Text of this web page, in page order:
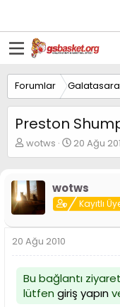
Forumlar
Preston
K
o
u
y
u
B
a
ş
l
a
t
a
wotws
B
a
a
n
ı
t
a
r
i
20 Ağu
wotws
Kayıtlı
20 Ağu 2010
Bu bağlantı
lütfen giriş yapın